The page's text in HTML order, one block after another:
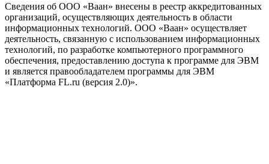
Сведения об ООО «Ваан» внесены в реестр аккредитованных
организаций, осуществляющих деятельность в области
информационных технологий. ООО «Ваан» осуществляет
деятельность, связанную с использованием информационных
технологий, по разработке компьютерного программного
обеспечения, предоставлению доступа к программе для ЭВМ
и является правообладателем программы для ЭВМ
«Платформа FL.ru (версия 2.0)».